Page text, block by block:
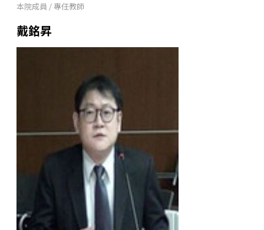
本院成員 /專任教師
戴銘昇